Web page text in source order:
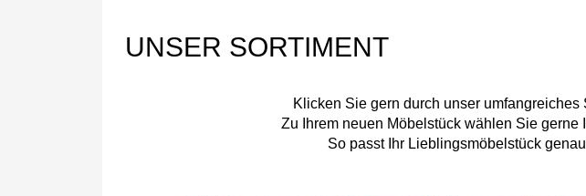
UNSER SORTIMENT
Klicken Sie gern durch unser
Zu Ihrem neuen Möbelstück wählen Sie
So passt Ihr Lieblingsmöbelstück